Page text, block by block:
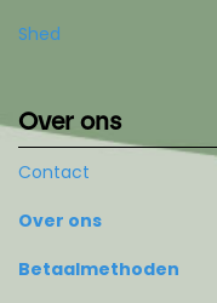
Shed
Over ons
Contact
Over ons
Betaalmethoden